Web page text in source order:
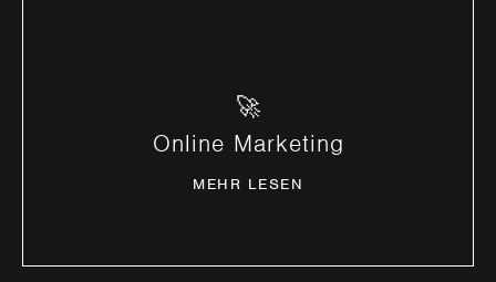
🚀
Online Marketing
MEHR LESEN
Digitale Sichtbarkeit für Ihr Business.
MEHR ERFAHREN